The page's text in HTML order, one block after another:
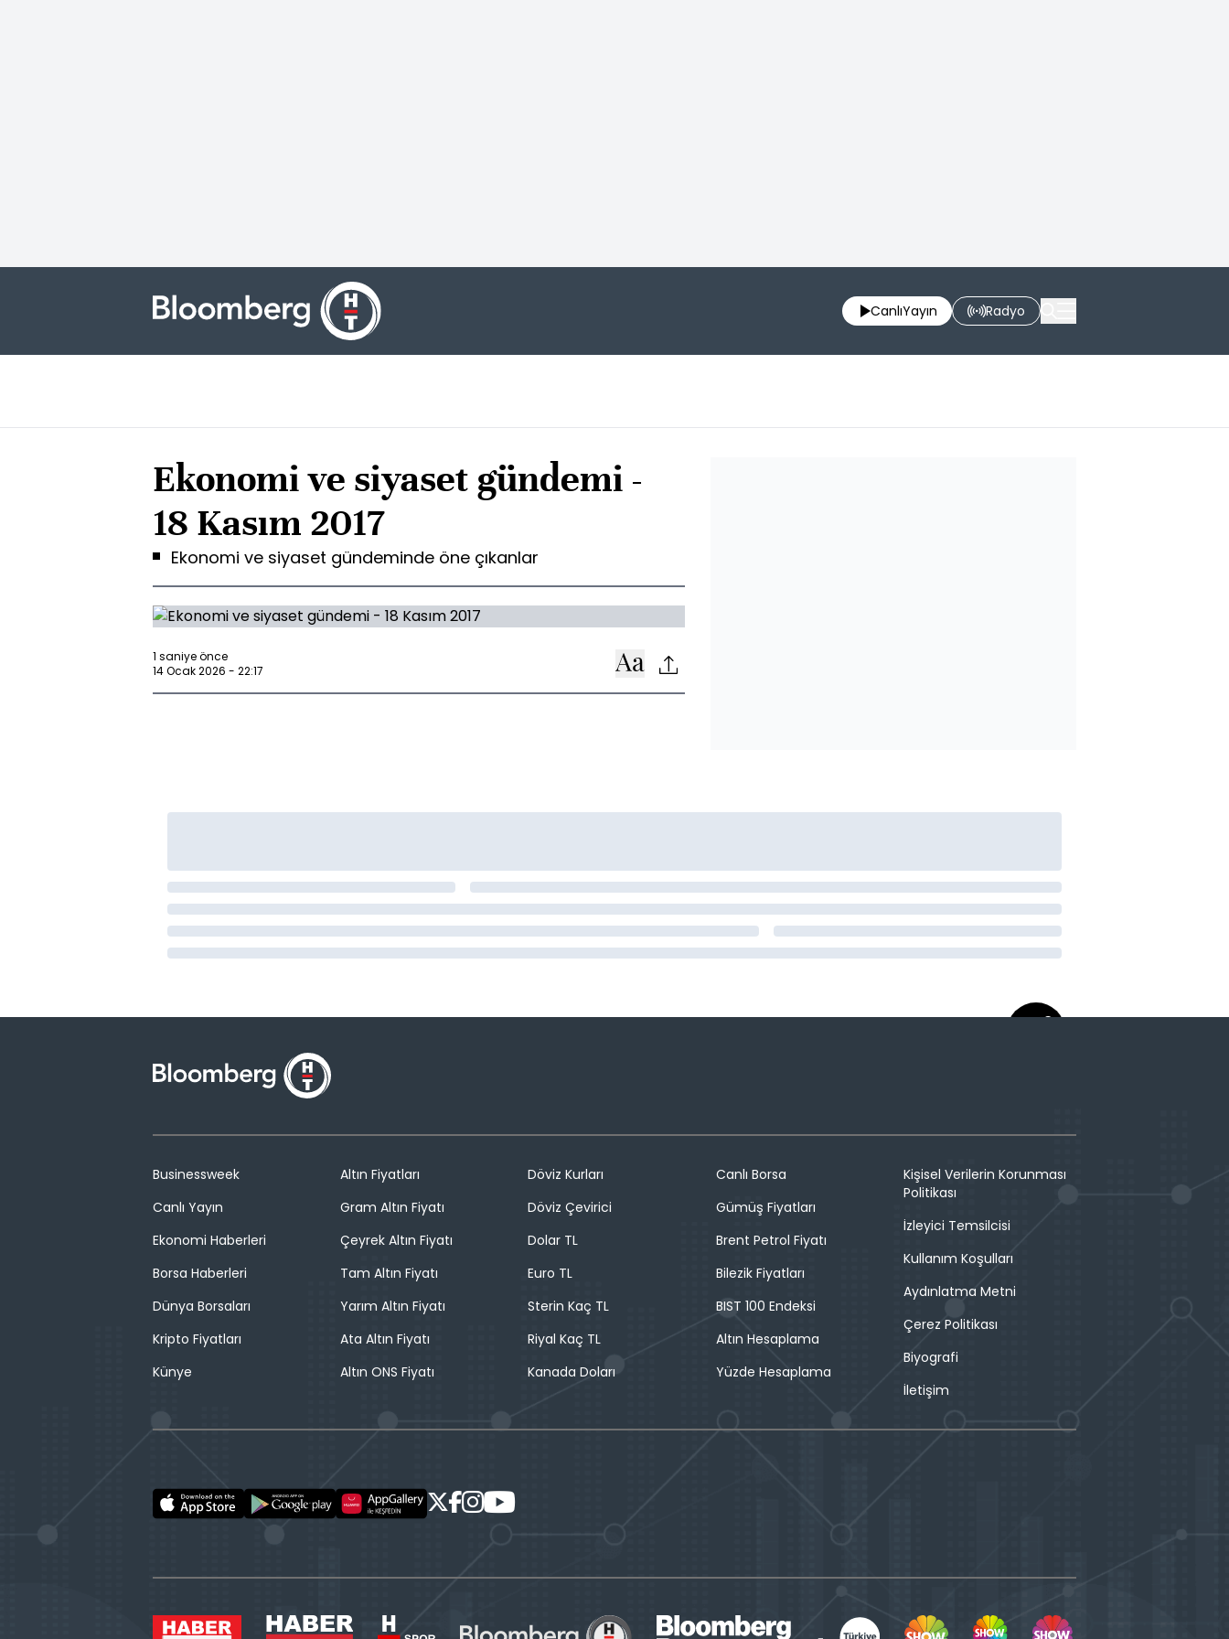
CanlıYayın Radyo
Ekonomi ve siyaset gündemi -
18 Kasım 2017
Ekonomi ve siyaset gündeminde öne çıkanlar
1 saniye önce
14 Ocak 2026 - 22:17
Businessweek
Canlı Yayın
Ekonomi Haberleri
Borsa Haberleri
Dünya Borsaları
Kripto Fiyatları
Künye
Altın Fiyatları
Gram Altın Fiyatı
Çeyrek Altın Fiyatı
Tam Altın Fiyatı
Yarım Altın Fiyatı
Ata Altın Fiyatı
Altın ONS Fiyatı
Döviz Kurları
Döviz Çevirici
Dolar TL
Euro TL
Sterin Kaç TL
Riyal Kaç TL
Kanada Doları
Canlı Borsa
Gümüş Fiyatları
Brent Petrol Fiyatı
Bilezik Fiyatları
BIST 100 Endeksi
Altın Hesaplama
Yüzde Hesaplama
Kişisel Verilerin Korunması
Politikası
İzleyici Temsilcisi
Kullanım Koşulları
Aydınlatma Metni
Çerez Politikası
Biyografi
İletişim